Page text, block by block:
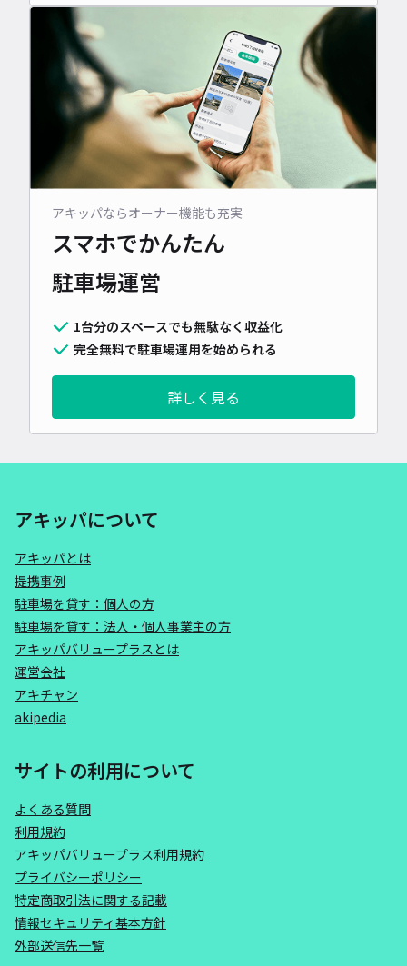
アキッパならオーナー機能も充実
スマホでかんたん
駐車場運営
1台分のスペースでも無駄なく収益化
完全無料で駐車場運用を始められる
詳しく見る
アキッパについて
アキッパとは
提携事例
駐車場を貸す：個人の方
駐車場を貸す：法人・個人事業主の方
アキッパバリュープラスとは
運営会社
アキチャン
akipedia
サイトの利用について
よくある質問
利用規約
アキッパバリュープラス利用規約
プライバシーポリシー
特定商取引法に関する記載
情報セキュリティ基本方針
外部送信先一覧